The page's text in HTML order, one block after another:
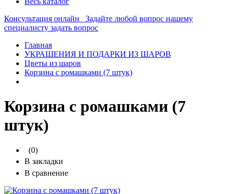
Консультация онлайн
Задайте любой вопрос нашему
специалисту задать вопрос
Главная
УКРАШЕНИЯ И ПОДАРКИ ИЗ ШАРОВ
Цветы из шаров
Корзина с ромашками (7 штук)
Корзина с ромашками (7
штук)
(0)
В закладки
В сравнение